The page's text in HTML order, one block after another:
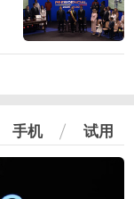
手机 试用